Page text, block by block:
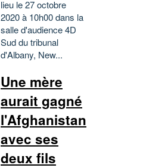
lieu le 27 octobre
2020 à 10h00 dans la
salle d'audience 4D
Sud du tribunal
d'Albany, New...
Une mère
aurait gagné
l'Afghanistan
avec ses
deux fils